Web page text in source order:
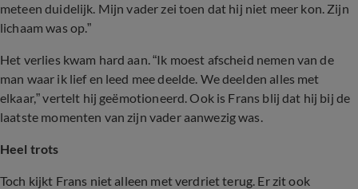
meteen duidelijk. Mijn vader zei toen dat hij niet meer kon. Zijn
lichaam was op.”
Het verlies kwam hard aan. “Ik moest afscheid nemen van de
man waar ik lief en leed mee deelde. We deelden alles met
elkaar,” vertelt hij geëmotioneerd. Ook is Frans blij dat hij bij de
laatste momenten van zijn vader aanwezig was.
Heel trots
Toch kijkt Frans niet alleen met verdriet terug. Er zit ook